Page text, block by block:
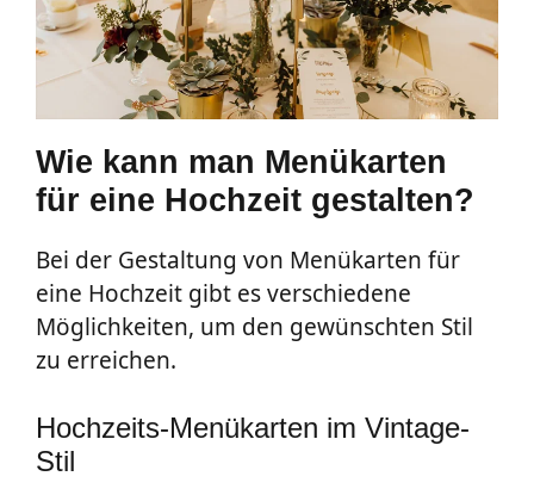
Wie kann man Menükarten
für eine Hochzeit gestalten?
Bei der Gestaltung von Menükarten für
eine Hochzeit gibt es verschiedene
Möglichkeiten, um den gewünschten Stil
zu erreichen.
Hochzeits-Menükarten im Vintage-
Stil